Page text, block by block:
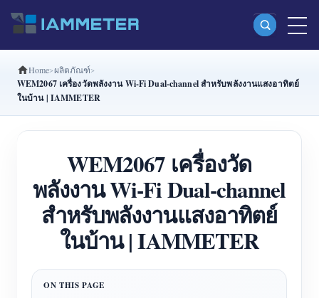
ผลิตภัณฑ์
มิเตอร์พลังงาน Wi-Fi แบบ Split Phase (WEM2067)
มิเตอร์พลังงาน Wi-Fi สามเฟส (WEM3080T)
มิเตอร์พลังงาน Wi-Fi สามเฟส (WEM3046T)
มิเตอร์พลังงาน Wi-Fi สามเฟส (WEM3050T)
ตัวควบคุมกำลัง WiFi
IAMMETER Cloud Pro
Home ผลิตภัณฑ์
WEM2067 เครื่องวัดพลังงาน Wi-Fi Dual-channel สำหรับพลังงานแสงอาทิตย์
ในบ้าน | IAMMETER
WEM2067 เครื่องวัด
พลังงาน Wi-Fi Dual-channel
สำหรับพลังงานแสงอาทิตย์
ในบ้าน | IAMMETER